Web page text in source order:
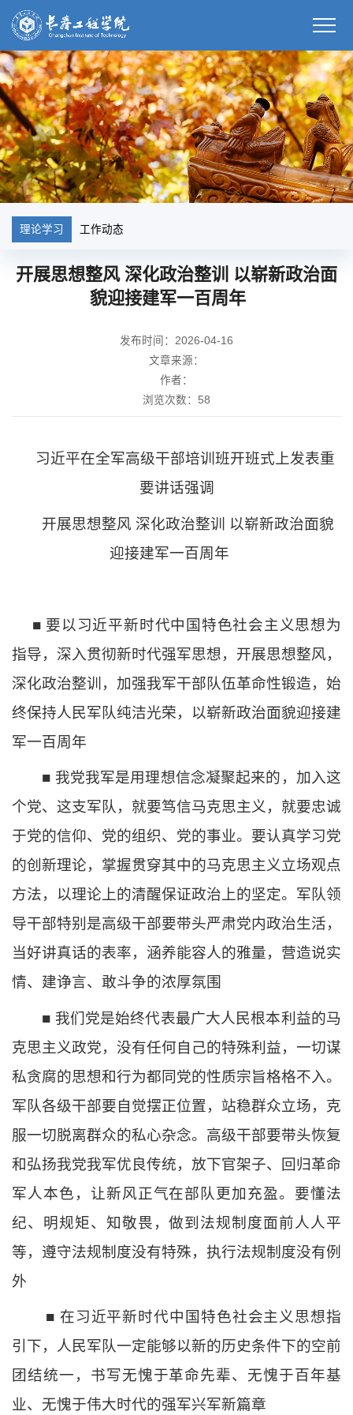
理论学习 工作动态
开展思想整风 深化政治整训 以崭新政治面
貌迎接建军一百周年
发布时间：2026-04-16
文章来源：
作者：
浏览次数： 58
习近平在全军高级干部培训班开班式上发表重
要讲话强调
开展思想整风 深化政治整训 以崭新政治面貌
迎接建军一百周年
■ 要以习近平新时代中国特色社会主义思想为
指导，深入贯彻新时代强军思想，开展思想整风，
深化政治整训，加强我军干部队伍革命性锻造，始
终保持人民军队纯洁光荣，以崭新政治面貌迎接建
军一百周年
■ 我党我军是用理想信念凝聚起来的，加入这
个党、这支军队，就要笃信马克思主义，就要忠诚
于党的信仰、党的组织、党的事业。要认真学习党
的创新理论，掌握贯穿其中的马克思主义立场观点
方法，以理论上的清醒保证政治上的坚定。军队领
导干部特别是高级干部要带头严肃党内政治生活，
当好讲真话的表率，涵养能容人的雅量，营造说实
情、建诤言、敢斗争的浓厚氛围
■ 我们党是始终代表最广大人民根本利益的马
克思主义政党，没有任何自己的特殊利益，一切谋
私贪腐的思想和行为都同党的性质宗旨格格不入。
军队各级干部要自觉摆正位置，站稳群众立场，克
服一切脱离群众的私心杂念。高级干部要带头恢复
和弘扬我党我军优良传统，放下官架子、回归革命
军人本色，让新风正气在部队更加充盈。要懂法
纪、明规矩、知敬畏，做到法规制度面前人人平
等，遵守法规制度没有特殊，执行法规制度没有例
外
■ 在习近平新时代中国特色社会主义思想指
引下，人民军队一定能够以新的历史条件下的空前
团结统一，书写无愧于革命先辈、无愧于百年基
业、无愧于伟大时代的强军兴军新篇章